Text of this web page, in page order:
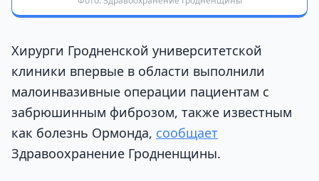
Хирурги Гродненской университетской
клиники впервые в области выполнили
малоинвазивные операции пациентам с
забрюшинным фиброзом, также известным
как болезнь Ормонда, сообщает
Здравоохранение Гродненщины.